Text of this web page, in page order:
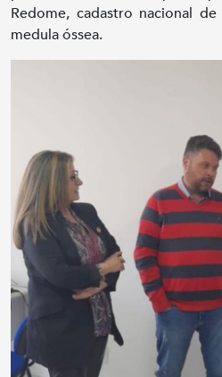
Redome, cadastro nacional
medula óssea.